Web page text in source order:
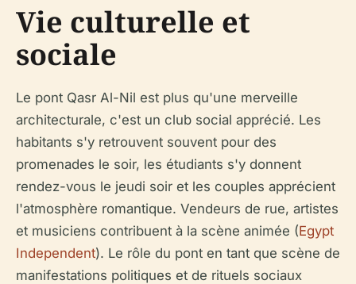
Vie culturelle et
sociale
Le pont Qasr Al-Nil est plus qu'une merveille
architecturale, c'est un club social apprécié. Les
habitants s'y retrouvent souvent pour des
promenades le soir, les étudiants s'y donnent
rendez-vous le jeudi soir et les couples apprécient
l'atmosphère romantique. Vendeurs de rue, artistes
et musiciens contribuent à la scène animée (Egypt
Independent). Le rôle du pont en tant que scène de
manifestations politiques et de rituels sociaux